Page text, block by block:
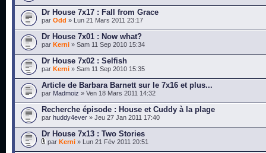
Dr House 7x17 : Fall from Grace
par Odd » Lun 21 Mars 2011 23:17
Dr House 7x01 : Now what?
par Kerni » Sam 11 Sep 2010 15:34
Dr House 7x02 : Selfish
par Kerni » Sam 11 Sep 2010 15:35
Article de Barbara Barnett sur le 7x16 et plus...
par Madmoiz » Ven 18 Mars 2011 14:32
Recherche épisode : House et Cuddy à la plage
par huddy4ever » Jeu 27 Jan 2011 17:40
Dr House 7x13 : Two Stories
par Kerni » Lun 21 Fév 2011 20:51